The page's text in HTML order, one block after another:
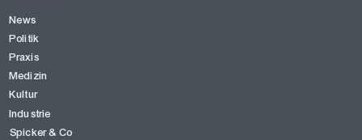
News
Politik
Praxis
Medizin
Kultur
Industrie
Spicker & Co